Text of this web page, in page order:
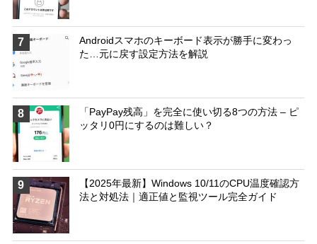
7
Androidスマホのキーボード表示が勝手に変わっ
た…元に戻す設定方法を解説
8
「PayPay残高」を完全に使い切る8つの方法 – ピ
ッタリ0円にするのは難しい？
9
【2025年最新】Windows 10/11のCPU温度確認方
法と対処法｜適正値と監視ツール完全ガイド